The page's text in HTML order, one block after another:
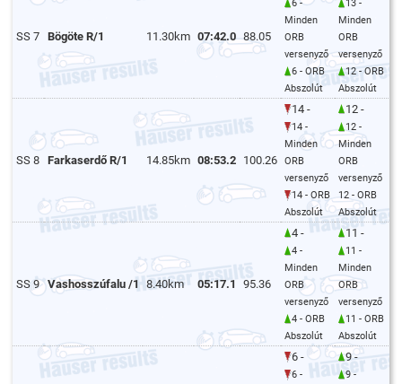
SS 7 Bögöte R/1 11.30km 07:42.0 88.05
6 -
Minden
ORB
versenyző
6 - ORB
Abszolút
13 -
Minden
ORB
versenyző
12 - ORB
Abszolút
SS 8 Farkaserdő R/1 14.85km 08:53.2 100.26
14 -
14 -
Minden
ORB
versenyző
14 - ORB
Abszolút
12 -
12 -
Minden
ORB
versenyző
12 - ORB
Abszolút
SS 9 Vashosszúfalu /1 8.40km 05:17.1 95.36
4 -
4 -
Minden
ORB
versenyző
4 - ORB
Abszolút
11 -
11 -
Minden
ORB
versenyző
11 - ORB
Abszolút
6 -
6 -
9 -
9 -